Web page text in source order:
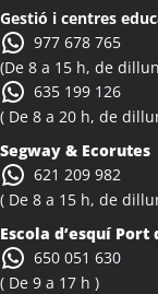
Activitats
Activitats Família
Colònies
Activitats
Activitats Família
Colònies Escolars
Activitats
Colònies Escolars
Activitats
Gestió i centres
977 678 765
(De 8 a 15 h, de
635 199 126
( De 8 a 20 h, de
Segway & Ecorutes
621 209 982
( De 8 a 15 h, de
Escola d’esquí Port
650 051 630
( De 9 a 17 h )